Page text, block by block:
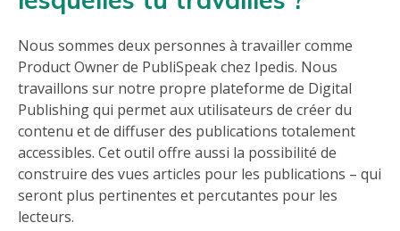
Nous sommes deux personnes à travailler comme
Product Owner de PubliSpeak chez Ipedis. Nous
travaillons sur notre propre plateforme de Digital
Publishing qui permet aux utilisateurs de créer du
contenu et de diffuser des publications totalement
accessibles. Cet outil offre aussi la possibilité de
construire des vues articles pour les publications – qui
seront plus pertinentes et percutantes pour les
lecteurs.